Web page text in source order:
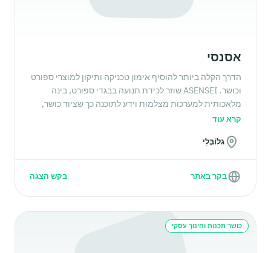
אסנסי
הדרך הקלה ביותר להוסיף אימון טכניקה ותיקון למוצרי ספורט
וכושר. ASENSEI שוזר לכידת תנועה בבגדי ספורט, בינה
מלאכותית למערכות מצלמות וידע לתוכנה כך שציוד כושר,
קרא עוד
גלוֹבָּלִי
בקר באתר בקש הצגה
כושר תכנות וחינוך עסקי